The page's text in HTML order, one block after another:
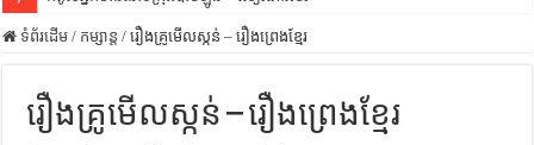
សីលធម៌នៅក្នុងសង្គមខ្មែរ – សៀវភៅចំណេះដឹងទូទៅ
ទំលៀមទម្លាប់ប្រពៃណីជនជាតិចិន – សៀវភៅចំណេះដឹងទូទៅ
ទំព័រដើម / កម្សាន្ត / រឿងគ្រូមើលស្កន់ – រឿងព្រេងខ្មែរ
រឿងគ្រូមើលស្កន់ – រឿងព្រេងខ្មែរ